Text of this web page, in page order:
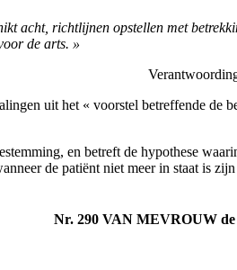
acht, richtlijnen opstellen met
de arts. »
uit het « voorstel betreffende de
en betreft de hypothese
de patiënt niet meer in staat is
Nr. 290 VAN MEVROUW de